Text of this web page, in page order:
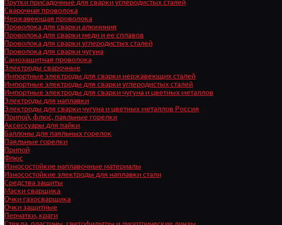
Прутки присадочные для сварки углеродистых сталей
Сварочная проволока
Нержавеющая проволока
Проволока для сварки алюминия
Проволока для сварки меди и ее сплавов
Проволока для сварки углеродистых сталей
Проволока для сварки чугуна
Самозащитная проволока
Электроды сварочные
Импортные электроды для сварки нержавеющих сталей
Импортные электроды для сварки углеродистых сталей
Импортные электроды для сварки чугуна и цветных металлов
Электроды для наплавки
Электроды для сварки чугуна и цветных металлов Россия
Припой, флюс, паяльные горелки
Аксессуары для пайки
Баллоны для паяльных горелок
Паяльные горелки
Припой
Флюс
Износостойкие наплавочные материалы
Износостойкие электроды для наплавки стали
Средства защиты
Маски сварщика
Очки газосварщика
Очки защитные
Перчатки, краги